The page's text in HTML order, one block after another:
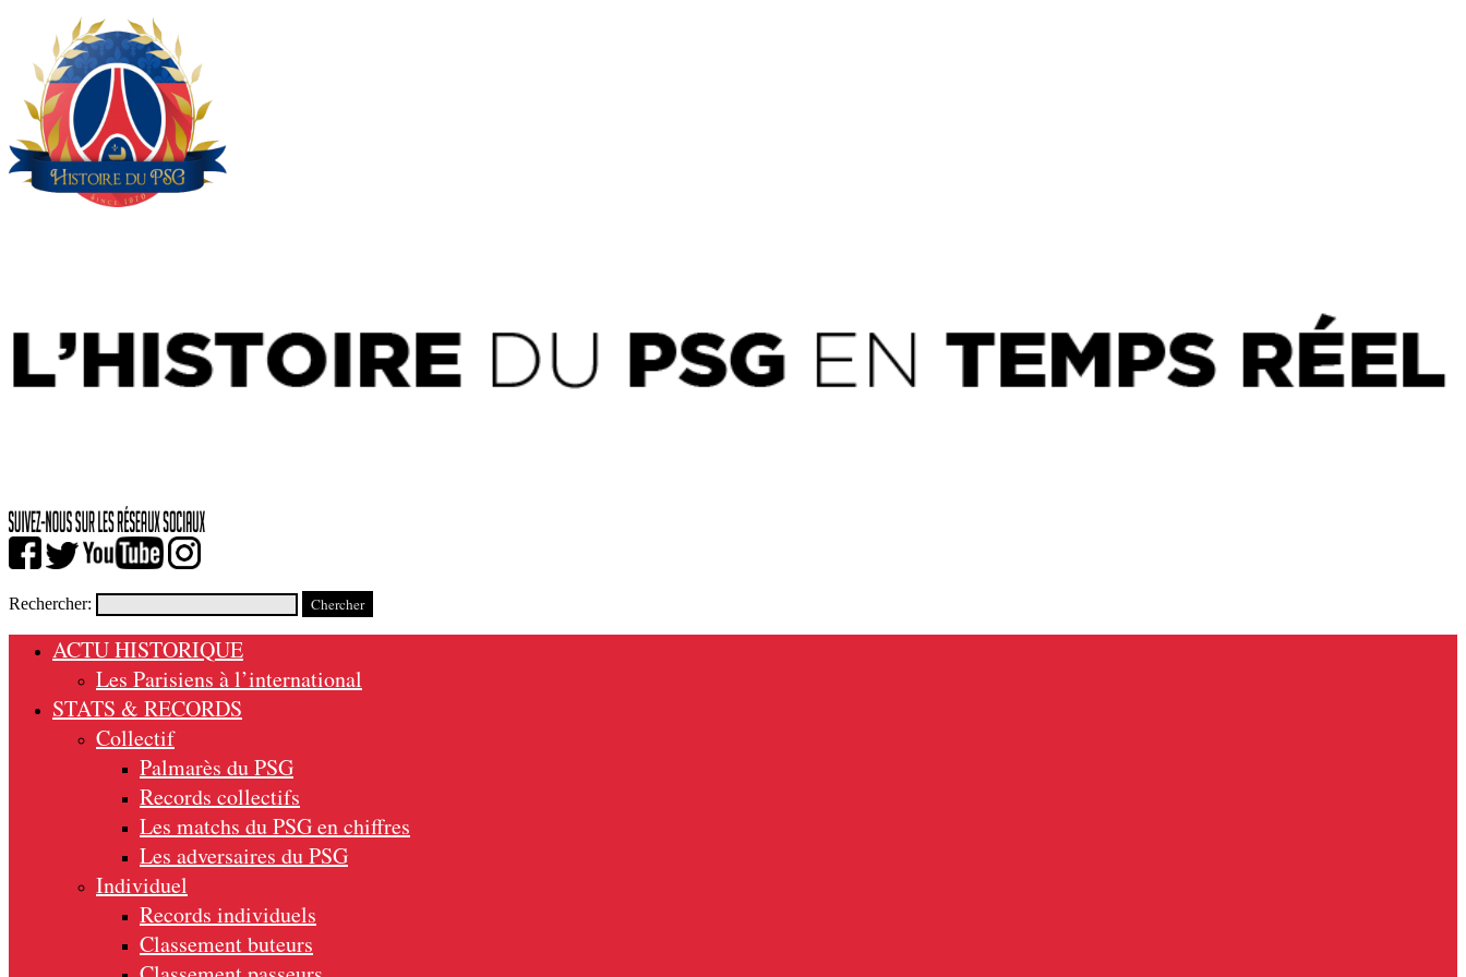
Rechercher:
ACTU HISTORIQUE
Les Parisiens à l’international
STATS & RECORDS
Collectif
Palmarès du PSG
Records collectifs
Les matchs du PSG en chiffres
Les adversaires du PSG
Individuel
Records individuels
Classement buteurs